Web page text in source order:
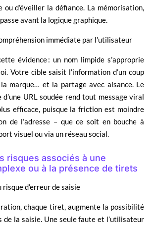
ou d’éveiller la défiance. La mémorisation,
avant la logique graphique.
immédiate par l’utilisateur
évidence : un nom limpide s’approprie
Votre cible saisit l’information d’un coup
la marque… et la partage avec aisance. Le
URL soudée rend tout message viral
efficace, puisque la friction est moindre
de l’adresse – que ce soit en bouche à
visuel ou via un réseau social.
risques associés à une
ou à la présence de tirets
risque d’erreur de saisie
chaque tiret, augmente la possibilité
de la saisie. Une seule faute et l’utilisateur